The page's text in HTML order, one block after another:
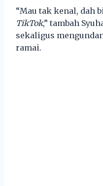
“Mau tak kenal, dah
TikTok,” tambah
sekaligus
ramai.